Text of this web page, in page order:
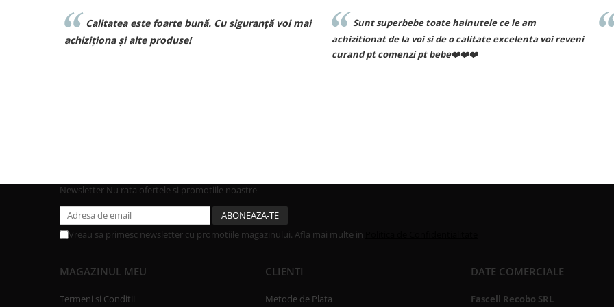
Sunt superbebe toate hainutele ce le am
achizitionat de la voi si de o calitate excelenta voi reveni
Recomand cu drag!
Newsletter Nu rata ofertele si promotiile noastre
Vreau sa primesc newsletter cu promotiile magazinului. Afla mai multe in
MAGAZINUL MEU
Termeni si Conditii
CLIENTI
Metode de Plata
DATE COMERCIALE
Fascell Recobo SRL